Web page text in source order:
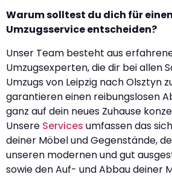
Warum solltest du dich für
Umzugsservice entscheiden?
Unser Team besteht aus
Umzugsexperten, die dir bei allen
Umzugs von Leipzig nach Olsztyn
garantieren einen reibungslosen
ganz auf dein neues Zuhause
Unsere Services umfassen das
deiner Möbel und Gegenstände,
unseren modernen und gut
sowie den Auf- und Abbau deiner